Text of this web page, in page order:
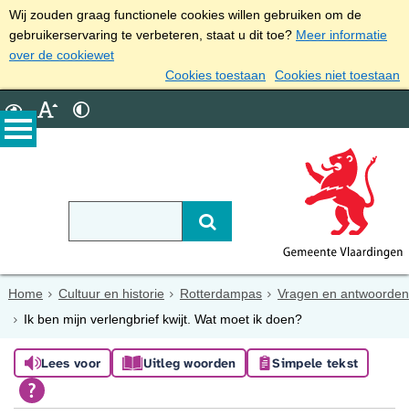
Wij zouden graag functionele cookies willen gebruiken om de
gebruikerservaring te verbeteren, staat u dit toe? Meer informatie
over de cookiewet
Cookies toestaan
Cookies niet toestaan
Home Cultuur en historie Rotterdampas
Vragen en antwoorden
Ik ben mijn verlengbrief kwijt. Wat moet ik doen?
Lees voor Uitleg woorden Simpele tekst